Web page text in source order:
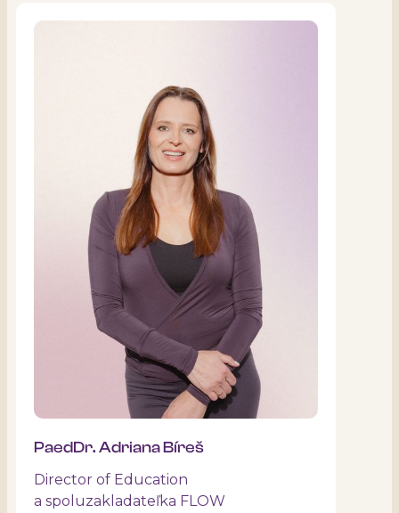
PaedDr. Adriana Bíreš
Director of Education
a spoluzakladateľka FLOW